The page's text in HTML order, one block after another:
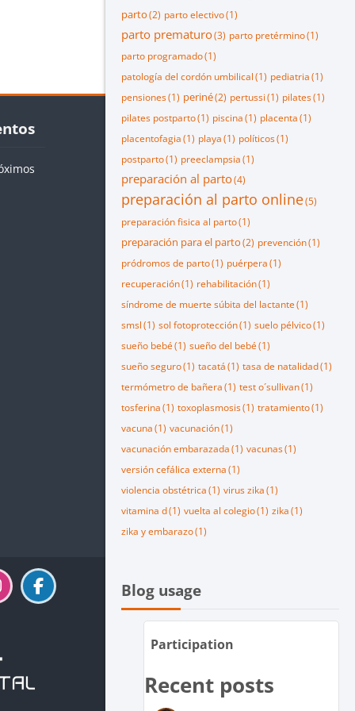
parto(2) parto electivo(1)
parto prematuro(3) parto pretérmino(1)
parto programado(1)
patología del cordón umbilical(1) pediatria(1)
pensiones(1) periné(2) pertussi(1) pilates(1)
pilates postparto(1) piscina(1) placenta(1)
placentofagia(1) playa(1) políticos(1)
postparto(1) preeclampsia(1)
preparación al parto(4)
preparación al parto online(5)
preparación fisica al parto(1)
preparación para el parto(2) prevención(1)
pródromos de parto(1) puérpera(1)
recuperación(1) rehabilitación(1)
síndrome de muerte súbita del lactante(1)
smsl(1) sol fotoprotección(1) suelo pélvico(1)
sueño bebé(1) sueño del bebé(1)
sueño seguro(1) tacatá(1) tasa de natalidad(1)
termómetro de bañera(1) test o´sullivan(1)
tosferina(1) toxoplasmosis(1) tratamiento(1)
vacuna(1) vacunación(1)
vacunación embarazada(1) vacunas(1)
versión cefálica externa(1)
violencia obstétrica(1) virus zika(1)
vitamina d(1) vuelta al colegio(1) zika(1)
zika y embarazo(1)
Blog usage
Participation
Recent posts